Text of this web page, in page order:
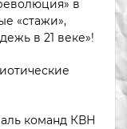
в
«стажи»,
в 21 веке»!
команд КВН